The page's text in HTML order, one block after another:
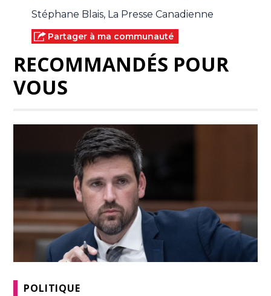
Stéphane Blais, La Presse Canadienne
Partager à ma communauté
RECOMMANDÉS POUR
VOUS
POLITIQUE